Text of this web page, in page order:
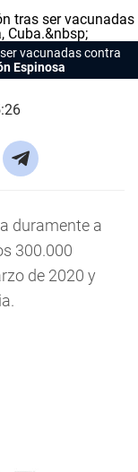
vacunadas contra
Espinosa
duramente a
300.000
de 2020 y